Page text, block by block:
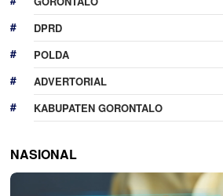
DPRD
POLDA
ADVERTORIAL
KABUPATEN GORONTALO
NASIONAL